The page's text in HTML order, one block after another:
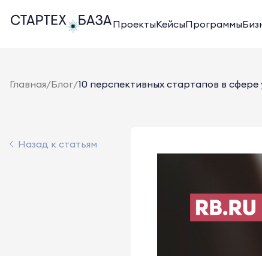
ПроектыКейсыПрограммы
Главная/Блог/10 перспективных стартапов в сфере
Назад к статьям